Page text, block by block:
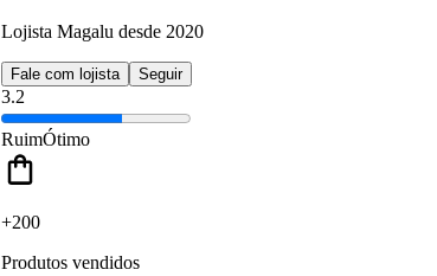
Lojista Magalu desde 2020
Fale com lojista Seguir
3.2
RuimÓtimo
+200
Produtos vendidos